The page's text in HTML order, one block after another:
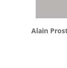
Alain